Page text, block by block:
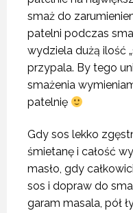
smaż do
patelni podczas
wydziela dużą ilość
przypala. By tego
smażenia
patelnię
Gdy sos lekko
śmietanę i całość
masło, gdy
sos i dopraw do
garam masala, pół